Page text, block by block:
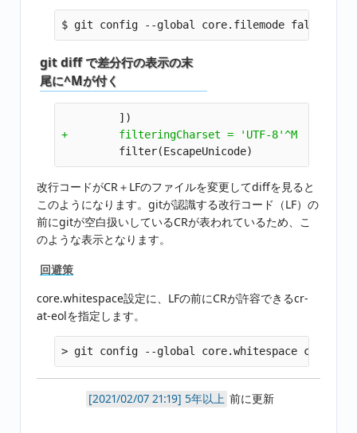
$ git config --global core.filemode false
git diff で差分行の表示の末
尾に^Mが付く
改行コードがCR＋LFのファイルを変更してdiffを見ると
このようになります。gitが認識する改行コード（LF）の
前にgitが空白扱いしているCRが表われているため、こ
のような表示となります。
回避策
core.whitespace設定に、LFの前にCRが許容できるcr-
at-eolを指定します。
5年以上 前に更新